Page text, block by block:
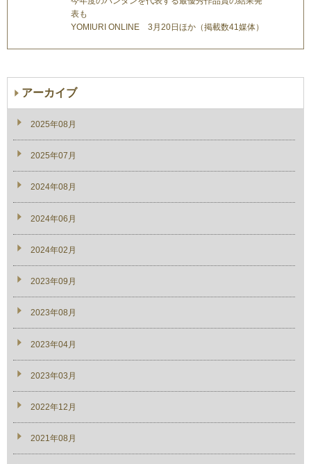
表も
YOMIURI ONLINE 3月20日ほか（掲載数41媒体）
アーカイブ
2025年08月
2025年07月
2024年08月
2024年06月
2024年02月
2023年09月
2023年08月
2023年04月
2023年03月
2022年12月
2021年08月